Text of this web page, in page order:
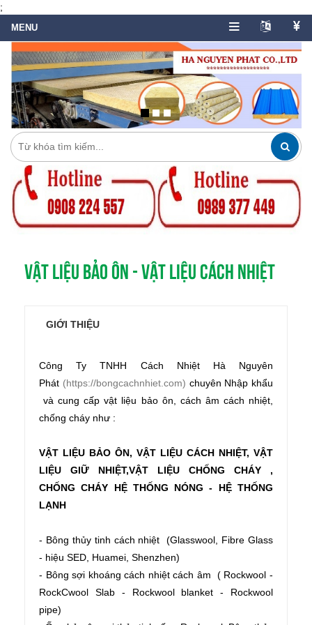
;
VẬT LIỆU BẢO ÔN - VẬT LIỆU CÁCH NHIỆT
GIỚI THIỆU
Công Ty TNHH Cách Nhiệt Hà Nguyên
Phát (https://bongcachnhiet.com) chuyên Nhập khẩu
và cung cấp vật liệu bảo ôn, cách âm cách nhiệt,
chống cháy như :
VẬT LIỆU BẢO ÔN, VẬT LIỆU CÁCH NHIỆT, VẬT
LIỆU GIỮ NHIỆT,VẬT LIỆU CHỐNG CHÁY ,
CHỐNG CHÁY HỆ THỐNG NÓNG - HỆ THỐNG
LẠNH
- Bông thủy tinh cách nhiệt (Glasswool, Fibre Glass
- hiệu SED, Huamei, Shenzhen)
- Bông sợi khoáng cách nhiệt cách âm ( Rockwool -
RockCwool Slab - Rockwool blanket - Rockwool
pipe)